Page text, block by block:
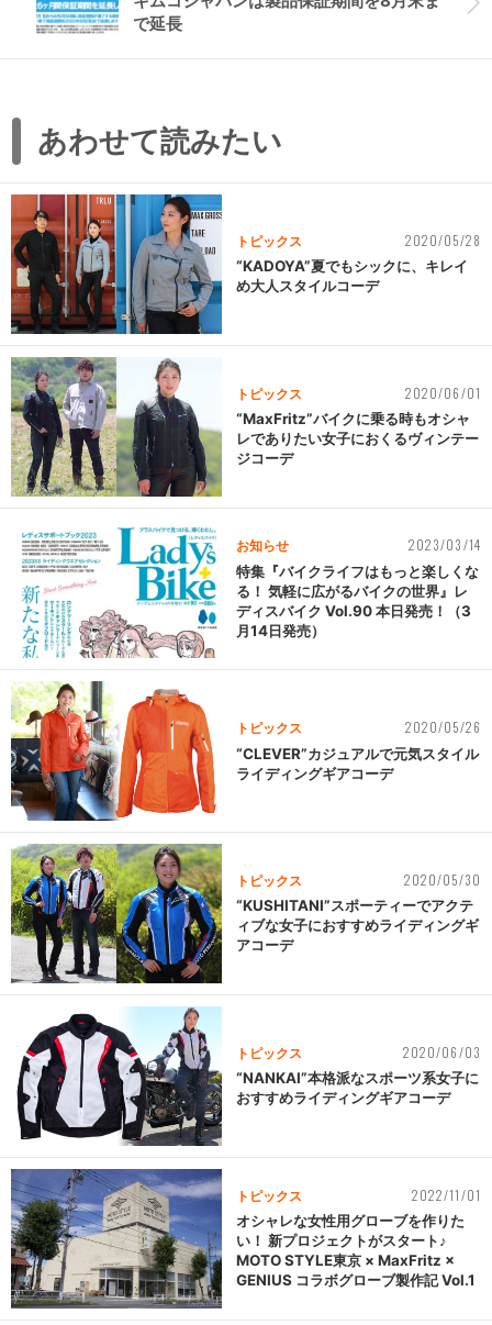
で延長
あわせて読みたい
トピックス 2020/05/28
“KADOYA”夏でもシックに、キレイ
め大人スタイルコーデ
トピックス 2020/06/01
“MaxFritz”バイクに乗る時もオシャ
レでありたい女子におくるヴィンテー
ジコーデ
お知らせ 2023/03/14
特集『バイクライフはもっと楽しくな
る！ 気軽に広がるバイクの世界』レ
ディスバイク Vol.90 本日発売！（3
月14日発売）
トピックス 2020/05/26
“CLEVER”カジュアルで元気スタイル
ライディングギアコーデ
トピックス 2020/05/30
“KUSHITANI”スポーティーでアクテ
ィブな女子におすすめライディングギ
アコーデ
トピックス 2020/06/03
“NANKAI”本格派なスポーツ系女子に
おすすめライディングギアコーデ
トピックス 2022/11/01
オシャレな女性用グローブを作りた
い！ 新プロジェクトがスタート♪
MOTO STYLE東京 × MaxFritz ×
GENIUS コラボグローブ製作記 Vol.1